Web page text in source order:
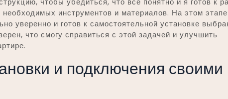
инструментов и материалов. На этом
уверенно и готов к самостоятельной установке
что смогу справиться с этой задачей и улучшить
и подключения своими